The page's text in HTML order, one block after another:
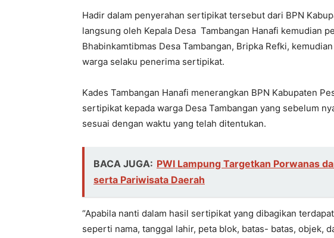
Hadir dalam penyerahan sertipikat tersebut dari BPN
langsung oleh Kepala Desa Tambangan Hanafi kemudian
Bhabinkamtibmas Desa Tambangan, Bripka Refki,
warga selaku penerima sertipikat.
Kades Tambangan Hanafi menerangkan BPN Kabupaten
sertipikat kepada warga Desa Tambangan yang sebelum
sesuai dengan waktu yang telah ditentukan.
BACA JUGA: PWI Lampung Targetkan Porwanas
serta Pariwisata Daerah
“Apabila nanti dalam hasil sertipikat yang dibagikan
seperti nama, tanggal lahir, peta blok, batas- batas, objek,